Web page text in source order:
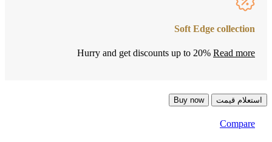
Soft Edge collection
Hurry and get discounts up to 20% Read more
استعلام قیمت Buy now
Compare